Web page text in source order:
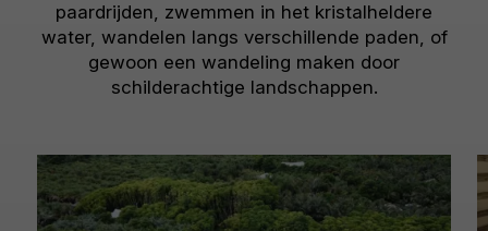
paardrijden, zwemmen in het kristalheldere
water, wandelen langs verschillende paden, of
gewoon een wandeling maken door
schilderachtige landschappen.